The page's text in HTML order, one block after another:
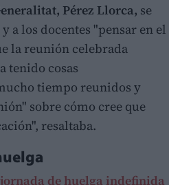
Pérez Llorca, se
a los docentes "pensar en el
la reunión celebrada
tenido cosas
tiempo reunidos y
sobre cómo cree que
resaltaba.
jornada de huelga indefinida